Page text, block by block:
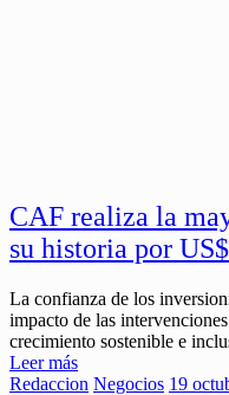
CAF realiza la
su historia por
La confianza de los
impacto de las
crecimiento sostenible e
Leer más
Redaccion Negocios 19